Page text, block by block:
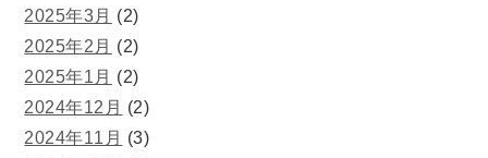
2025年3月 (2)
2025年2月 (2)
2025年1月 (2)
2024年12月 (2)
2024年11月 (3)